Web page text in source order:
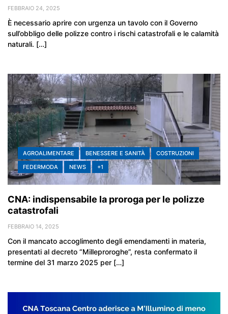
FEBBRAIO 24, 2025
È necessario aprire con urgenza un tavolo con il Governo
sull’obbligo delle polizze contro i rischi catastrofali e le calamità
naturali. […]
AGROALIMENTARE BENESSERE E SANITÀ
COSTRUZIONI
FEDERMODA
NEWS +1
CNA: indispensabile la proroga per le polizze
catastrofali
FEBBRAIO 14, 2025
Con il mancato accoglimento degli emendamenti in materia,
presentati al decreto “Milleproroghe”, resta confermato il
termine del 31 marzo 2025 per […]